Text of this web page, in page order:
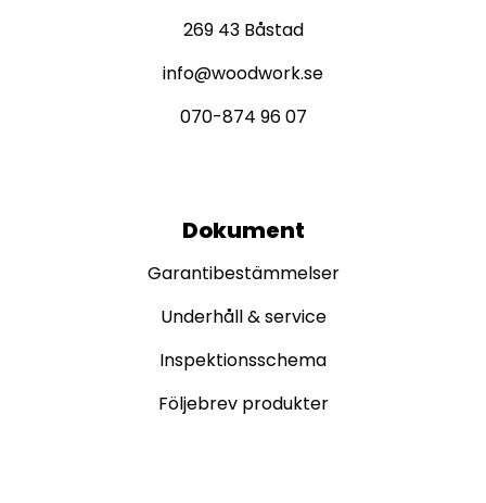
269 43 Båstad
info@woodwork.se
070-874 96 07
Dokument
Garantibestämmelser
Underhåll & service
Inspektionsschema
Följebrev produkter